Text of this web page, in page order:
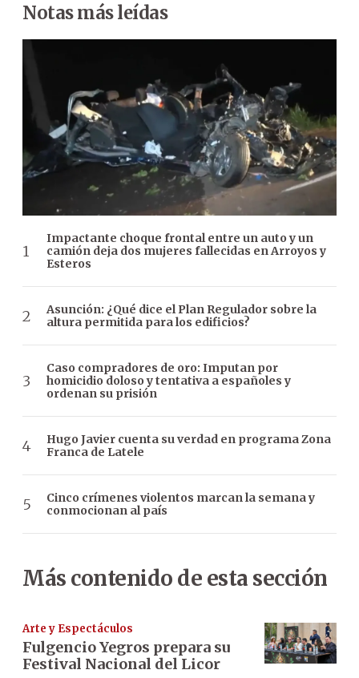
Notas más leídas
Impactante choque frontal entre un auto y un
camión deja dos mujeres fallecidas en Arroyos y
Esteros
Asunción: ¿Qué dice el Plan Regulador sobre la
altura permitida para los edificios?
Caso compradores de oro: Imputan por
homicidio doloso y tentativa a españoles y
ordenan su prisión
Hugo Javier cuenta su verdad en programa Zona
Franca de Latele
Cinco crímenes violentos marcan la semana y
conmocionan al país
Más contenido de esta sección
Arte y Espectáculos
Fulgencio Yegros prepara su
Festival Nacional del Licor